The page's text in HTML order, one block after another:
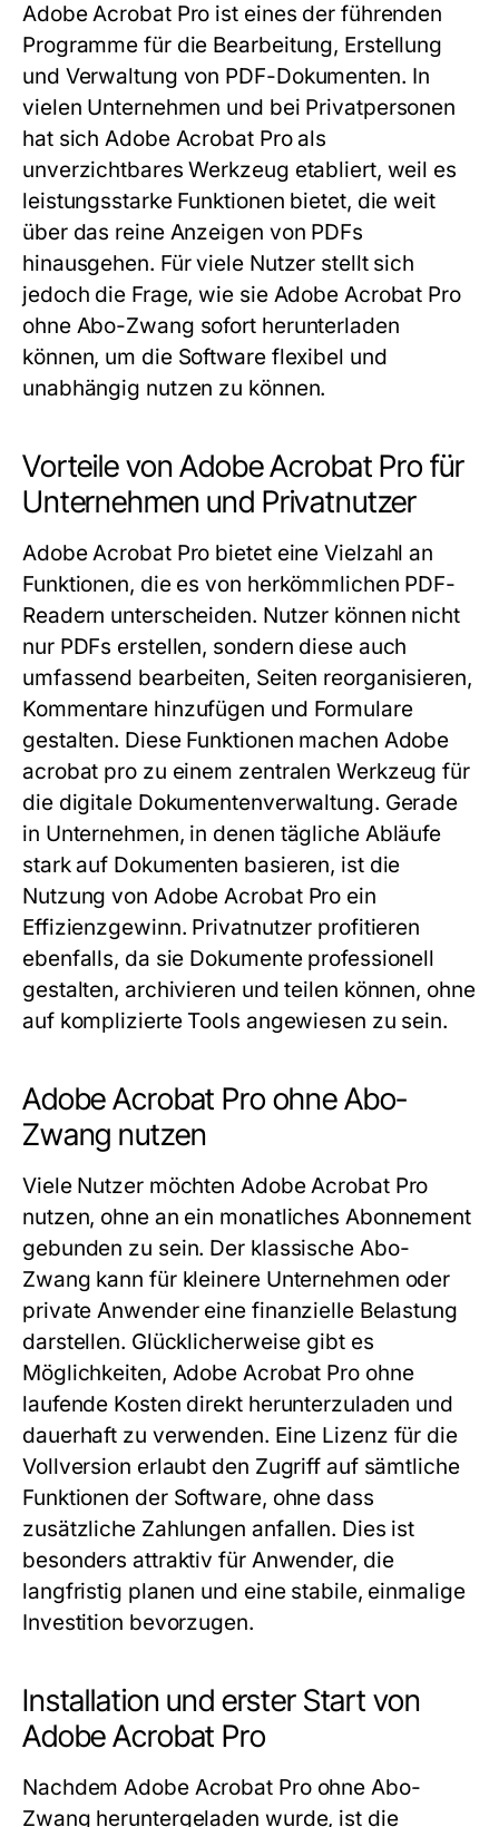
Adobe Acrobat Pro ist eines der führenden
Programme für die Bearbeitung, Erstellung
und Verwaltung von PDF-Dokumenten. In
vielen Unternehmen und bei Privatpersonen
hat sich Adobe Acrobat Pro als
unverzichtbares Werkzeug etabliert, weil es
leistungsstarke Funktionen bietet, die weit
über das reine Anzeigen von PDFs
hinausgehen. Für viele Nutzer stellt sich
jedoch die Frage, wie sie Adobe Acrobat Pro
ohne Abo-Zwang sofort herunterladen
können, um die Software flexibel und
unabhängig nutzen zu können.
Vorteile von Adobe Acrobat Pro für
Unternehmen und Privatnutzer
Adobe Acrobat Pro bietet eine Vielzahl an
Funktionen, die es von herkömmlichen PDF-
Readern unterscheiden. Nutzer können nicht
nur PDFs erstellen, sondern diese auch
umfassend bearbeiten, Seiten reorganisieren,
Kommentare hinzufügen und Formulare
gestalten. Diese Funktionen machen Adobe
acrobat prozu einem zentralen Werkzeug für
die digitale Dokumentenverwaltung. Gerade
in Unternehmen, in denen tägliche Abläufe
stark auf Dokumenten basieren, ist die
Nutzung von Adobe Acrobat Pro ein
Effizienzgewinn. Privatnutzer profitieren
ebenfalls, da sie Dokumente professionell
gestalten, archivieren und teilen können, ohne
auf komplizierte Tools angewiesen zu sein.
Adobe Acrobat Pro ohne Abo-
Zwang nutzen
Viele Nutzer möchten Adobe Acrobat Pro
nutzen, ohne an ein monatliches Abonnement
gebunden zu sein. Der klassische Abo-
Zwang kann für kleinere Unternehmen oder
private Anwender eine finanzielle Belastung
darstellen. Glücklicherweise gibt es
Möglichkeiten, Adobe Acrobat Pro ohne
laufende Kosten direkt herunterzuladen und
dauerhaft zu verwenden. Eine Lizenz für die
Vollversion erlaubt den Zugriff auf sämtliche
Funktionen der Software, ohne dass
zusätzliche Zahlungen anfallen. Dies ist
besonders attraktiv für Anwender, die
langfristig planen und eine stabile, einmalige
Investition bevorzugen.
Installation und erster Start von
Adobe Acrobat Pro
Nachdem Adobe Acrobat Pro ohne Abo-
Zwang heruntergeladen wurde, ist die